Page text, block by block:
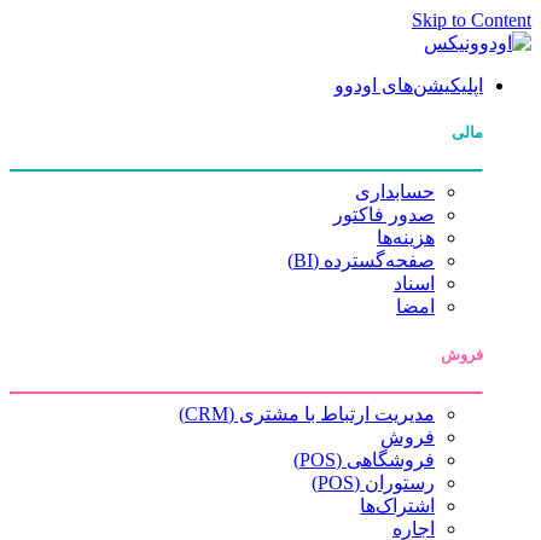
Skip to Content
اپلیکیشن‌های اودوو
مالی
حسابداری
صدور فاکتور
هزینه‌ها
صفحه‌گسترده (BI)
اسناد
امضا
فروش
مدیریت ارتباط با مشتری (CRM)
فروش
فروشگاهی (POS)
رستوران (POS)
اشتراک‌ها
اجاره